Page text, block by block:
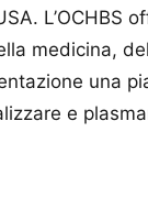
L’OCHBS
medicina,
una
e